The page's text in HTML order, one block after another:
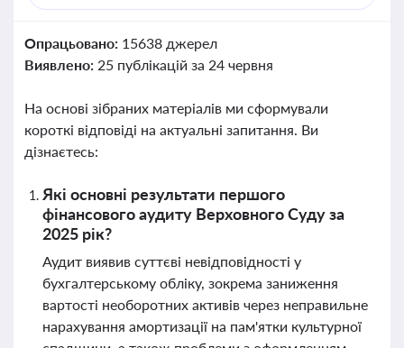
Опрацьовано: 15638 джерел
Виявлено: 25 публікацій за 24 червня
На основі зібраних матеріалів ми сформували
короткі відповіді на актуальні запитання. Ви
дізнаєтесь:
Які основні результати першого
фінансового аудиту Верховного Суду за
2025 рік?
Аудит виявив суттєві невідповідності у
бухгалтерському обліку, зокрема заниження
вартості необоротних активів через неправильне
нарахування амортизації на пам'ятки культурної